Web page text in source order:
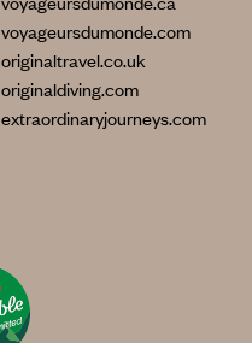
voyageursdumonde.com
originaltravel.co.uk
originaldiving.com
extraordinaryjourneys.com